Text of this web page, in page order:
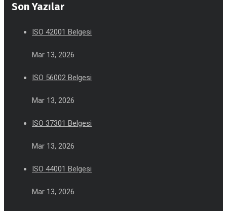
Son Yazılar
ISO 42001 Belgesi
Mar 13, 2026
ISO 56002 Belgesi
Mar 13, 2026
ISO 37301 Belgesi
Mar 13, 2026
ISO 44001 Belgesi
Mar 13, 2026